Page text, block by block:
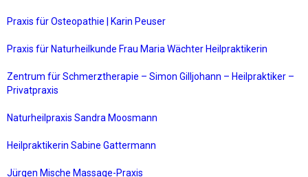
Praxis für Osteopathie | Karin Peuser
Praxis für Naturheilkunde Frau Maria Wächter Heilpraktikerin
Zentrum für Schmerztherapie – Simon Gilljohann – Heilpraktiker –
Privatpraxis
Naturheilpraxis Sandra Moosmann
Heilpraktikerin Sabine Gattermann
Jürgen Mische Massage-Praxis